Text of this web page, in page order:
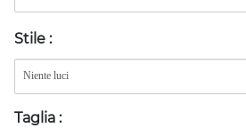
Stile :
Taglia :